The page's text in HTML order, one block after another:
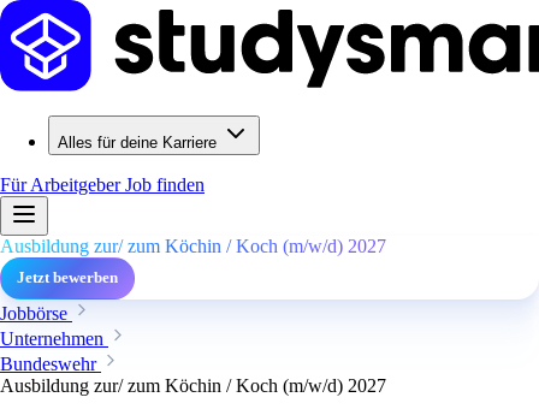
Alles für deine Karriere
Für ArbeitgeberJob finden
Ausbildung zur/ zum Köchin / Koch (m/w/d) 2027
Jetzt bewerben
Jobbörse
Unternehmen
Bundeswehr
Ausbildung zur/ zum Köchin / Koch (m/w/d) 2027